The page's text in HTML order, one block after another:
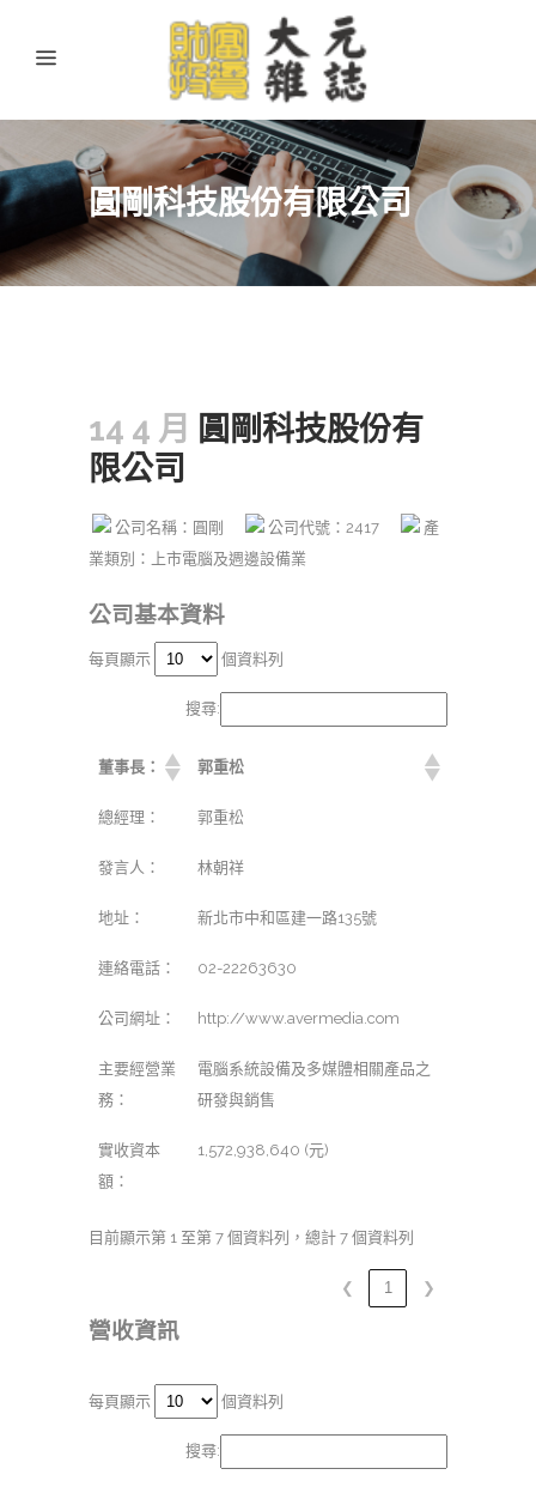
圓剛科技股份有限公司
14 4 月 圓剛科技股份有
限公司
公司名稱：圓剛 公司代號：2417
產
業類別：上市電腦及週邊設備業
公司基本資料
每頁顯示 個資料列
搜尋:
董事長： 郭重松
總經理： 郭重松
發言人： 林朝祥
地址： 新北市中和區建一路135號
連絡電話： 02-22263630
公司網址： http://www.avermedia.com
主要經營業
務：
電腦系統設備及多媒體相關產品之
研發與銷售
實收資本
額：
1,572,938,640 (元)
目前顯示第 1 至第 7 個資料列，總計 7 個資料列
❮ 1 ❯
營收資訊
每頁顯示 個資料列
搜尋: